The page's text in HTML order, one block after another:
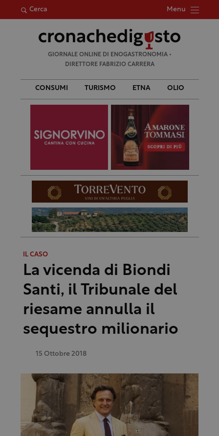
Cerca Menu
per:
GIORNALE ONLINE DI ENOGASTRONOMIA •
DIRETTORE FABRIZIO CARRERA
CONSUMI TURISMO ETNA OLIO
IL CASO
La vicenda di Biondi
Santi, il Tribunale del
riesame annulla il
sequestro milionario
15 Ottobre 2018